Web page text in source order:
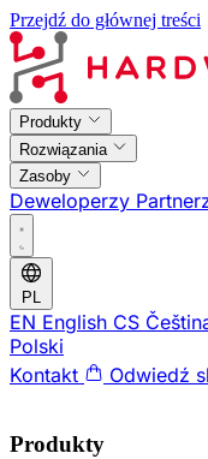
Przejdź do głównej treści
Produkty
Rozwiązania
Zasoby
Deweloperzy
PL
EN English CS
Polski
Kontakt
Odwiedź
Produkty